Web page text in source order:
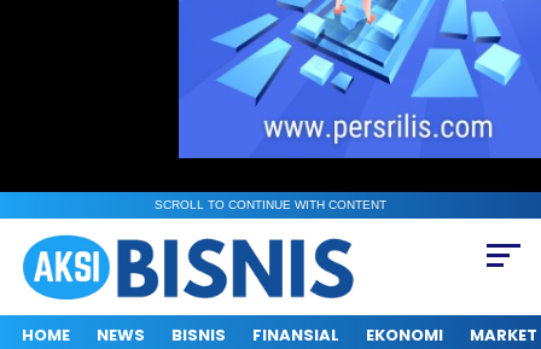
SCROLL TO CONTINUE WITH CONTENT
HOME NEWS BISNIS FINANSIAL EKONOMI MARKET